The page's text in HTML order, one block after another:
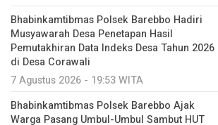
Bhabinkamtibmas Polsek Barebbo Hadiri
Musyawarah Desa Penetapan Hasil
Pemutakhiran Data Indeks Desa Tahun 2026
di Desa Corawali
7 Agustus 2026 - 19:53 WITA
Bhabinkamtibmas Polsek Barebbo Ajak
Warga Pasang Umbul-Umbul Sambut HUT